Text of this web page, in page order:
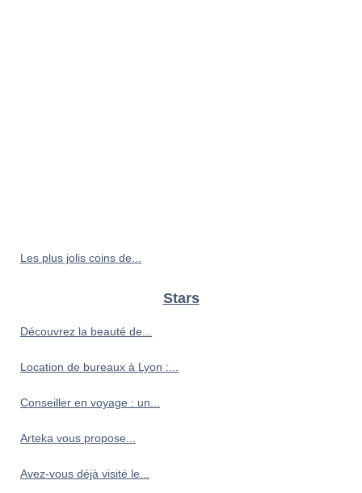
Les plus jolis coins de...
Stars
Découvrez la beauté de...
Location de bureaux à Lyon :...
Conseiller en voyage : un...
Arteka vous propose...
Avez-vous déjà visité le...